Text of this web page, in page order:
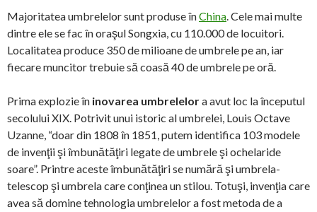
Majoritatea umbrelelor sunt produse înChina. Cele mai multe
dintre ele se fac în oraşul Songxia, cu 110.000 de locuitori.
Localitatea produce 350 de milioane de umbrele pe an, iar
fiecare muncitor trebuie să coasă 40 de umbrele pe oră.
Prima explozie în inovarea umbrelelora avut loc la începutul
secolului XIX. Potrivit unui istoric al umbrelei, Louis Octave
Uzanne, “doar din 1808 în 1851, putem identifica 103 modele
de invenţii şi îmbunătăţiri legate de umbrele şi ochelaride
soare”. Printre aceste îmbunătăţiri se numără şi umbrela-
telescop şi umbrela care conţinea un stilou. Totuşi, invenţia care
avea să domine tehnologia umbrelelor a fost metoda de a